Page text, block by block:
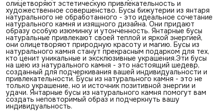
олицетворяют эстетическую привлекательность и
художественное совершенство. Бусы бижутерии из янтаря
натурального не обработанного - это идеальное сочетание
натурального камня и изящного дизайна. Они придают
образу особую изюминку и утонченность. Янтарные бусы
натуральные привлекают своей теплой и яркой энергией,
они олицетворяют природную красоту и магию. Бусы из
натурального камня станут прекрасным подарком для тех,
кто ценит уникальные и эксклюзивные украшения.Эти бусы
на шею из натурального камня - это настоящий шедевр,
созданный для подчеркивания вашей индивидуальности и
привлекательности. Бусы из натурального камня - это не
только украшение, но и источник позитивной энергии и
удачи. Янтарные бусы из натурального камня помогут вам
создать неповторимый образ и подчеркнуть вашу
индивидуальность.